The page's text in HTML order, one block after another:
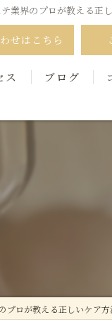
業界のプロが教える正
せはこちら
ス ブログ
プロが教える正しいケア